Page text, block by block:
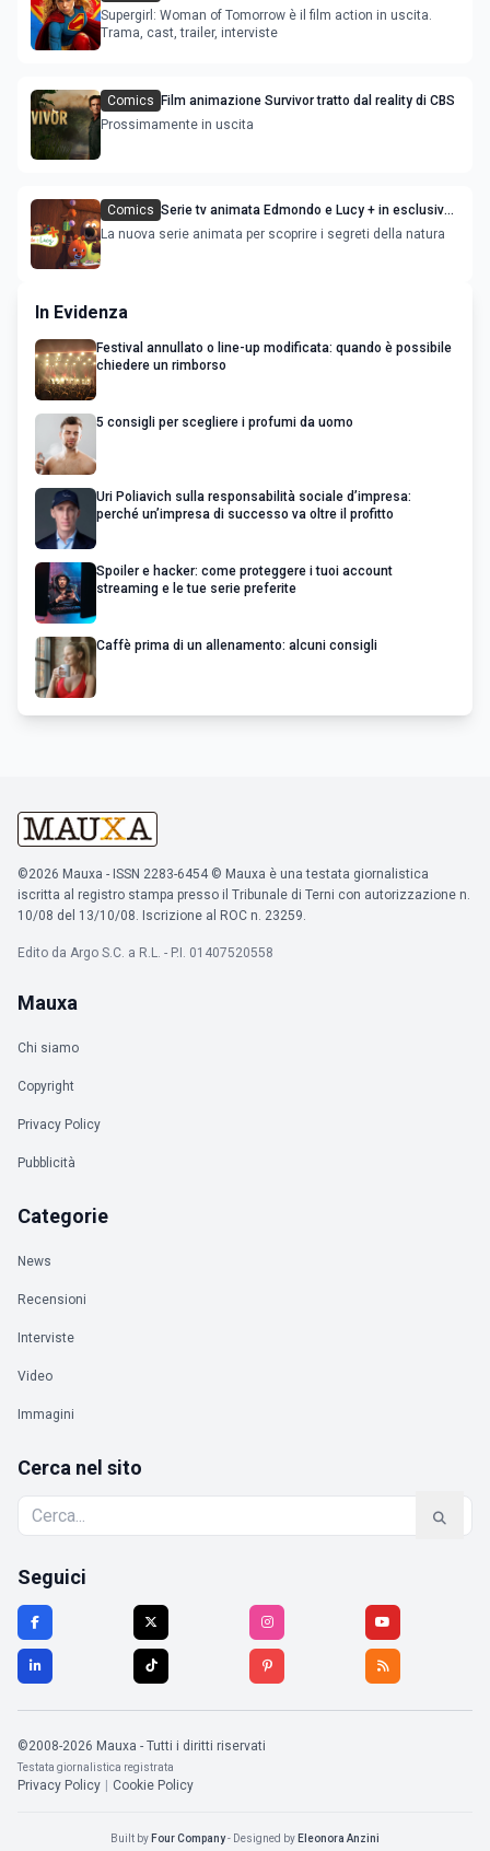
Supergirl: Woman of Tomorrow è il film action in uscita.
Trama, cast, trailer, interviste
Comics Film animazione Survivor tratto dal reality di CBS
Prossimamente in uscita
Comics Serie tv animata Edmondo e Lucy + in esclusiva
su RaiPlay
La nuova serie animata per scoprire i segreti della natura
In Evidenza
Festival annullato o line-up modificata: quando è possibile
chiedere un rimborso
5 consigli per scegliere i profumi da uomo
Uri Poliavich sulla responsabilità sociale d’impresa:
perché un’impresa di successo va oltre il profitto
Spoiler e hacker: come proteggere i tuoi account
streaming e le tue serie preferite
Caffè prima di un allenamento: alcuni consigli
©2026 Mauxa - ISSN 2283-6454 © Mauxa è una testata giornalistica
iscritta al registro stampa presso il Tribunale di Terni con autorizzazione n.
10/08 del 13/10/08. Iscrizione al ROC n. 23259.
Edito da Argo S.C. a R.L. - P.I. 01407520558
Mauxa
Chi siamo
Copyright
Privacy Policy
Pubblicità
Categorie
News
Recensioni
Interviste
Video
Immagini
Cerca nel sito
Seguici
©2008-2026 Mauxa - Tutti i diritti riservati
Testata giornalistica registrata
Privacy Policy | Cookie Policy
Built by Four Company- Designed by Eleonora Anzini